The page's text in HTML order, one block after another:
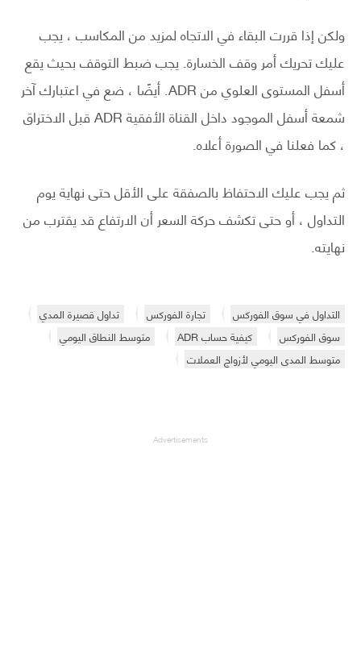
ولكن إذا قررت البقاء في الاتجاه لمزيد من المكاسب ، يجب
عليك تحريك أمر وقف الخسارة. يجب ضبط التوقف بحيث يقع
أسفل المستوى العلوي من ADR. أيضًا ، ضع في اعتبارك آخر
شمعة أسفل الموجود داخل القناة الأفقية ADR قبل الاختراق
، كما فعلنا في الصورة أعلاه.
ثم يجب عليك الاحتفاظ بالصفقة على الأقل حتى نهاية يوم
التداول ، أو حتى تكشف حركة السعر أن الارتفاع قد يقترب من
نهايته.
التداول في سوق الفوركس تجارة الفوركس
تداول قصيرة المدي
سوق الفوركس
كيفية حساب ADR
متوسط النطاق اليومي
متوسط ​​المدى اليومي لأزواج العملات
Advertisements